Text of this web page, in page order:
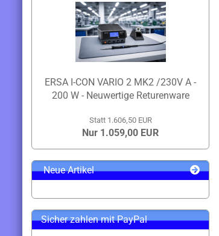
ERSA I-CON VARIO 2 MK2 /230V A -
200 W - Neuwertige Returenware
Statt 1.606,50 EUR
Nur 1.059,00 EUR
Neue Artikel
Sicher zahlen mit PayPal